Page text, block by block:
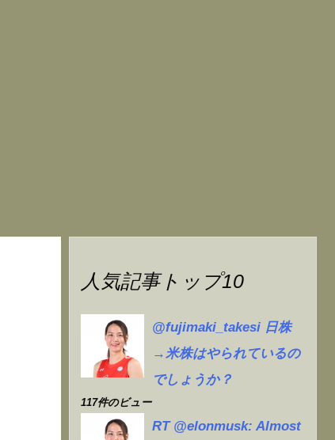
人気記事トップ10
@fujimaki_takesi 日株
→米株はやられているの
でしょうか？
117件のビュー
RT @elonmusk: Almost